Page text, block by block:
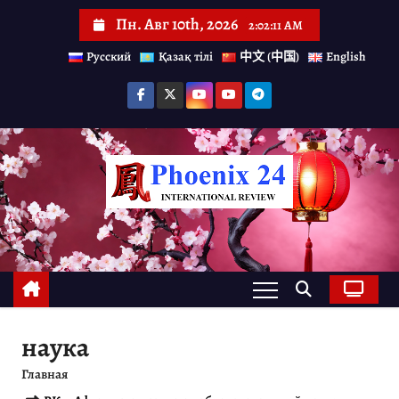
й
т
и
к
с
о
Пн. Авг 10th, 2026
2:02:12 AM
Русский
Қазақ тілі 中文 (中国) English
наука
Главная